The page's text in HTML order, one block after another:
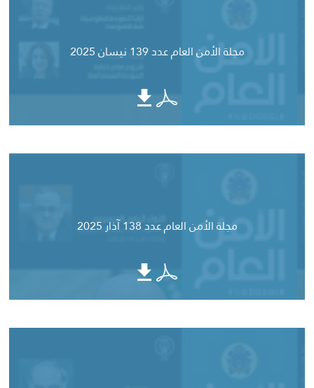
مجلة الأمن العام عدد 139 نيسان 2025
مجلة الأمن العام عدد 138 آذار 2025